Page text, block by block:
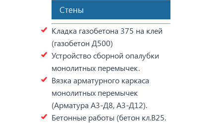
Стены
Кладка газобетона 375 на клей
(газобетон Д500)
Устройство сборной опалубки
монолитных перемычек.
Вязка арматурного каркаса
монолитных перемычек
(Арматура А3-Д8, А3-Д12).
Бетонные работы (бетон кл.В25.